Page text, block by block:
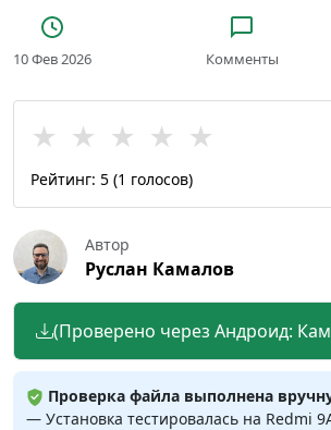
10 Фев 2026 Комменты
★ ★ ★ ★ ★
Рейтинг: 5 (1 голосов)
Автор
Руслан Камалов
(Проверено через Андроид:
Проверка файла выполнена
— Установка тестировалась на Redmi